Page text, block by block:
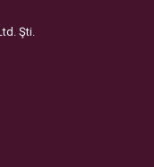
Şti.